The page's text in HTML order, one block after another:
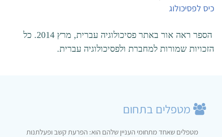
כיס לפסיכולוג
הספר ראה אור באתר פסיכולוגיה עברית, מרץ 2014. כל
הזכויות שמורות למחברת ולפסיכולוגיה עברית.
מטפלים בתחום
מטפלים שאחד מתחומי העניין שלהם הוא: הפרעת קשב ופעלתנות